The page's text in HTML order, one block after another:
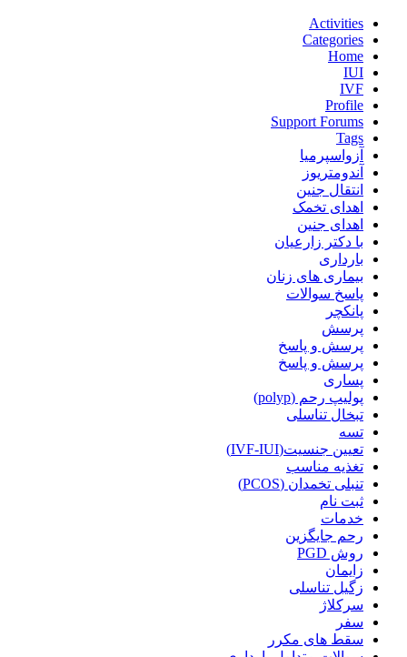
Activities
Categories
Home
IUI
IVF
Profile
Support Forums
Tags
آزواسپرمیا
آندومتریوز
انتقال جنین
اهدای تخمک
اهدای جنین
با دکتر زارعیان
بارداری
بیماری های زنان
پاسخ سوالات
پانکچر
پرسش
پرسش و پاسخ
پرسش و پاسخ
پساری
پولیپ رحم (polyp)
تبخال تناسلی
تسه
تعیین جنسیت(IVF-IUI)
تغذیه مناسب
تنبلی تخمدان (PCOS)
ثبت نام
خدمات
رحم جایگزین
روش PGD
زایمان
زگیل تناسلی
سرکلاژ
سفر
سقط های مکرر